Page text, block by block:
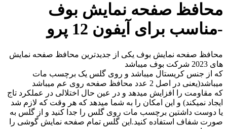
محافظ صفحه نمایش بوف
-مناسب برای آیفون 12 پرو
محافظ صفحه نمایش بوف یکی از جدیدترین محافظ صفحه نمایش
های 2023 شرکت بوف میباشد
که از جنس کریستال میباشد و روی گلس یک برچسب مات
میباشد(یعنی در اصل 2 عدد محافظ صفحه روی عم میباشد
که مقاومت را افزایش میدهد و در عین حال اختلالی در عملکرد تاج
ایجاد نمیکند) و این امکان را به شما میدهد که هر وقت که لازم شد
یا دوست داشتین برچسب مات روی گلس را جدا کنید و از گلس به
صورت شفاف استفاده کنید.این گلس تمام صفحه نمایش گوشی را